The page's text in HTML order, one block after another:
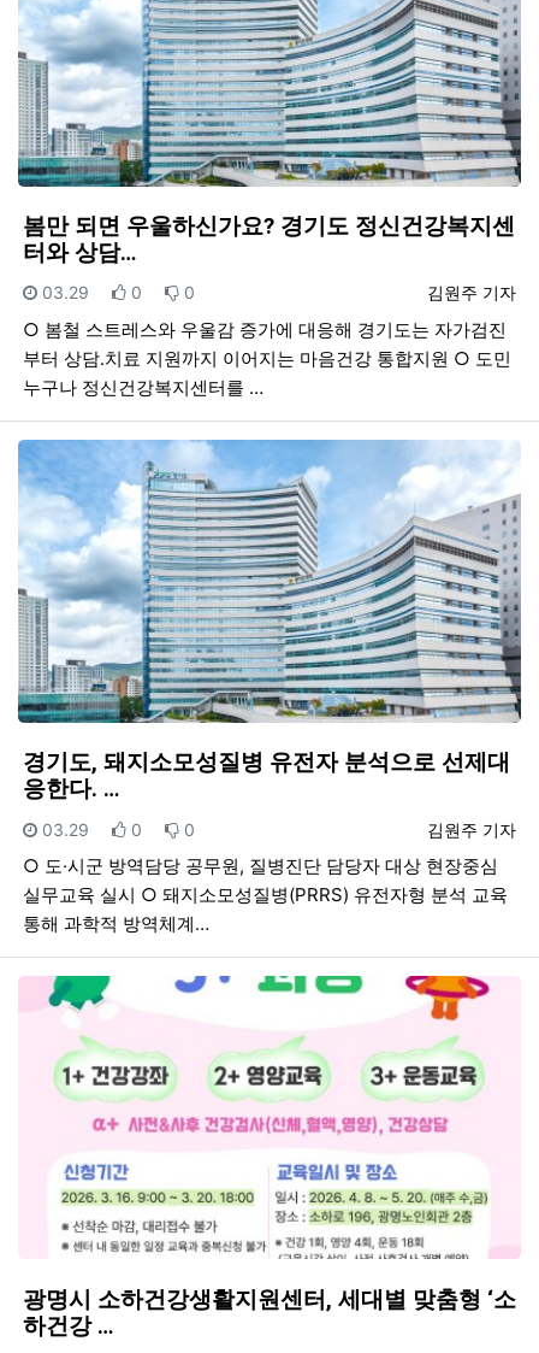
봄만 되면 우울하신가요? 경기도 정신건강복지센
터와 상담…
등록자
김원주 기자
등록일
03.29 추천
0 비추천
0
○ 봄철 스트레스와 우울감 증가에 대응해 경기도는 자가검진
부터 상담․치료 지원까지 이어지는 마음건강 통합지원 ○ 도민
누구나 정신건강복지센터를 …
경기도, 돼지소모성질병 유전자 분석으로 선제대
응한다. …
등록자
김원주 기자
등록일
03.29 추천
0 비추천
0
○ 도·시군 방역담당 공무원, 질병진단 담당자 대상 현장중심
실무교육 실시 ○ 돼지소모성질병(PRRS) 유전자형 분석 교육
통해 과학적 방역체계…
광명시 소하건강생활지원센터, 세대별 맞춤형 ‘소
하건강 …